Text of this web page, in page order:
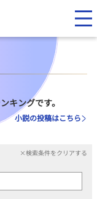
キングです。
小説の投稿はこちら
×検索条件をクリアする